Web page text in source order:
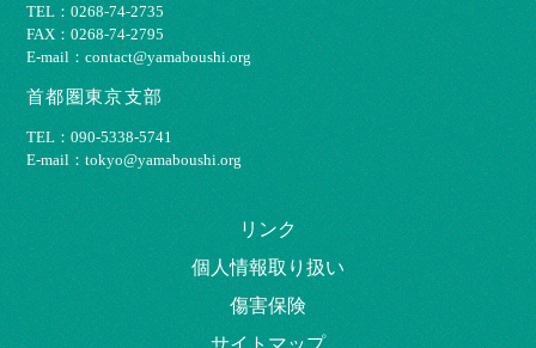
TEL：0268-74-2735
FAX：0268-74-2795
E-mail：contact@yamaboushi.org
首都圏東京支部
TEL：090-5338-5741
E-mail：tokyo@yamaboushi.org
リンク
個⼈情報取り扱い
傷害保険
サイトマップ